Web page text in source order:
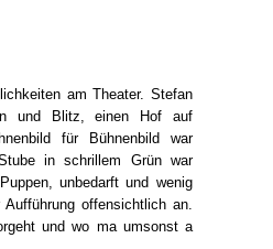
am Theater. Stefan
und Blitz, einen Hof auf
für Bühnenbild war
in schrillem Grün war
unbedarft und wenig
offensichtlich an.
und wo ma umsonst a